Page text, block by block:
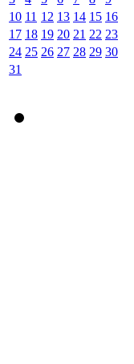
10 11 12 13 14 15 16
17 18 19 20 21 22 23
24 25 26 27 28 29 30
31